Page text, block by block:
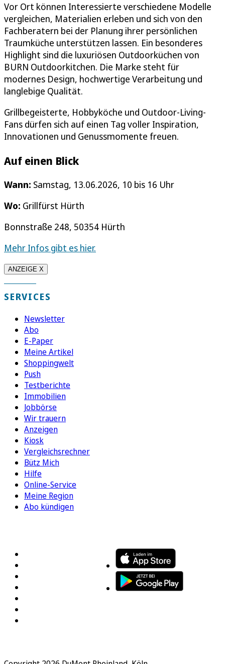
Vor Ort können Interessierte verschiedene Modelle
vergleichen, Materialien erleben und sich von den
Fachberatern bei der Planung ihrer persönlichen
Traumküche unterstützen lassen. Ein besonderes
Highlight sind die luxuriösen Outdoorküchen von
BURN Outdoorkitchen. Die Marke steht für
modernes Design, hochwertige Verarbeitung und
langlebige Qualität.
Grillbegeisterte, Hobbyköche und Outdoor-Living-
Fans dürfen sich auf einen Tag voller Inspiration,
Innovationen und Genussmomente freuen.
Auf einen Blick
Wann: Samstag, 13.06.2026, 10 bis 16 Uhr
Wo: Grillfürst Hürth
Bonnstraße 248, 50354 Hürth
Mehr Infos gibt es hier.
ANZEIGE X
SERVICES
Newsletter
Abo
E-Paper
Meine Artikel
Shoppingwelt
Push
Testberichte
Immobilien
Jobbörse
Wir trauern
Anzeigen
Kiosk
Vergleichsrechner
Bütz Mich
Hilfe
Online-Service
Meine Region
Abo kündigen